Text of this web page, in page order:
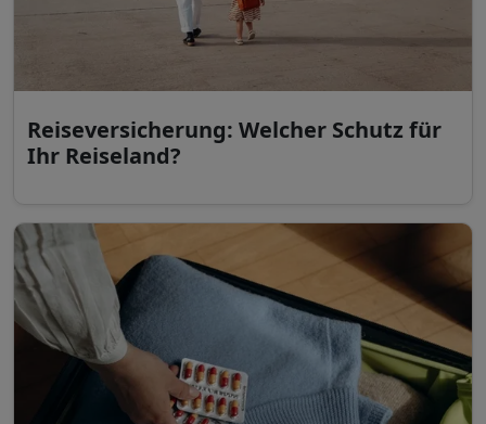
Reiseversicherung: Welcher Schutz für
Ihr Reiseland?